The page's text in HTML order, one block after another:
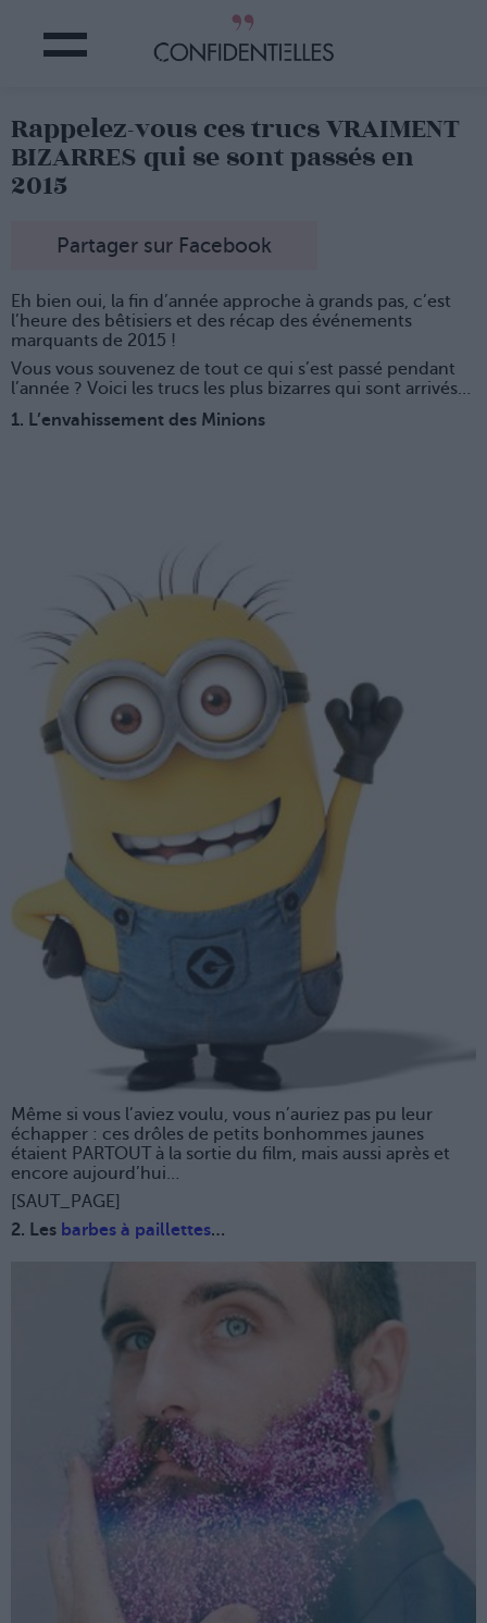
Rappelez-vous ces trucs VRAIMENT
BIZARRES qui se sont passés en
2015
Partager sur Facebook
Eh bien oui, la fin d’année approche à grands pas, c’est
l’heure des bêtisiers et des récap des événements
marquants de 2015 !
Vous vous souvenez de tout ce qui s’est passé pendant
l’année ? Voici les trucs les plus bizarres qui sont arrivés…
1. L’envahissement des Minions
Même si vous l’aviez voulu, vous n’auriez pas pu leur
échapper : ces drôles de petits bonhommes jaunes
étaient PARTOUT à la sortie du film, mais aussi après et
encore aujourd’hui…
[SAUT_PAGE]
2. Les barbes à paillettes…